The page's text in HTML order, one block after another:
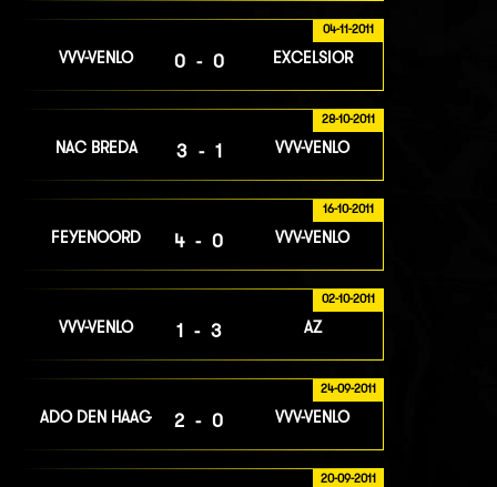
04-11-2011
VVV-VENLO 0-0 EXCELSIOR
28-10-2011
NAC BREDA 3-1 VVV-VENLO
16-10-2011
FEYENOORD 4-0 VVV-VENLO
02-10-2011
VVV-VENLO 1-3 AZ
24-09-2011
ADO DEN HAAG 2-0 VVV-VENLO
20-09-2011